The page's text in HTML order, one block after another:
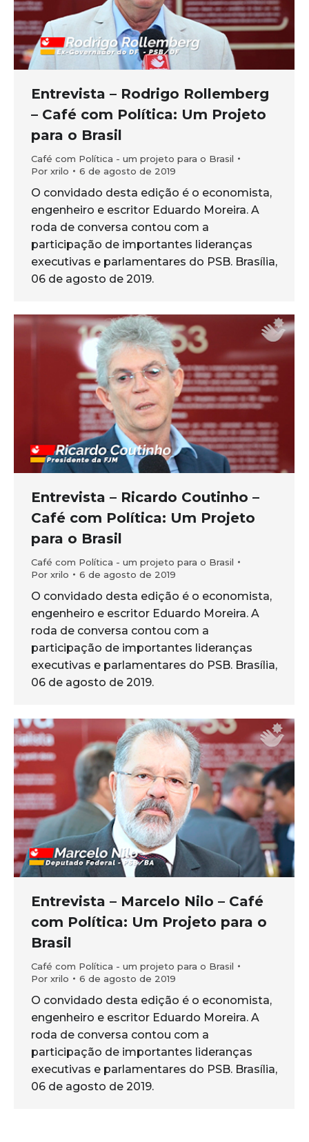
Entrevista – Rodrigo Rollemberg
– Café com Política: Um Projeto
para o Brasil
Café com Política - um projeto para o Brasil
Por xrilo 6 de agosto de 2019
O convidado desta edição é o economista,
engenheiro e escritor Eduardo Moreira. A
roda de conversa contou com a
participação de importantes lideranças
executivas e parlamentares do PSB. Brasília,
06 de agosto de 2019.
Entrevista – Ricardo Coutinho –
Café com Política: Um Projeto
para o Brasil
Café com Política - um projeto para o Brasil
Por xrilo 6 de agosto de 2019
O convidado desta edição é o economista,
engenheiro e escritor Eduardo Moreira. A
roda de conversa contou com a
participação de importantes lideranças
executivas e parlamentares do PSB. Brasília,
06 de agosto de 2019.
Entrevista – Marcelo Nilo – Café
com Política: Um Projeto para o
Brasil
Café com Política - um projeto para o Brasil
Por xrilo 6 de agosto de 2019
O convidado desta edição é o economista,
engenheiro e escritor Eduardo Moreira. A
roda de conversa contou com a
participação de importantes lideranças
executivas e parlamentares do PSB. Brasília,
06 de agosto de 2019.